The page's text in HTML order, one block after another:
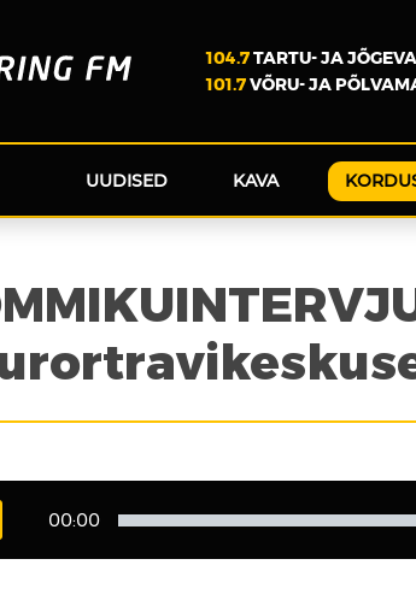
104.7TARTU- JA
101.7VÕRU- JA
UUDISED KAVA
00:00